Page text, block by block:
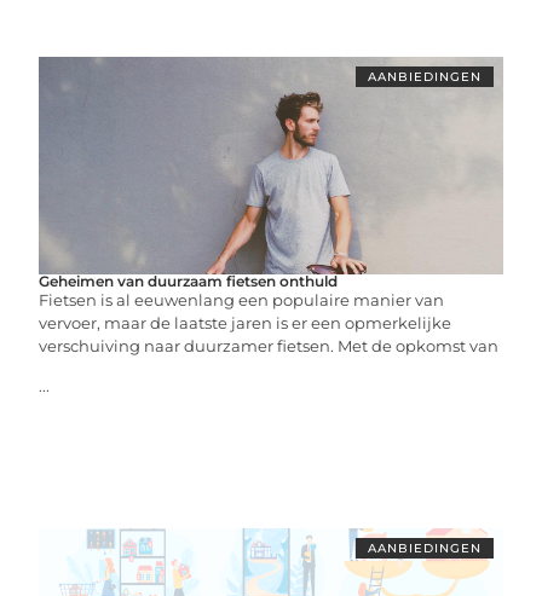
AANBIEDINGEN
Geheimen van duurzaam fietsen onthuld
Fietsen is al eeuwenlang een populaire manier van
vervoer, maar de laatste jaren is er een opmerkelijke
verschuiving naar duurzamer fietsen. Met de opkomst van
...
AANBIEDINGEN